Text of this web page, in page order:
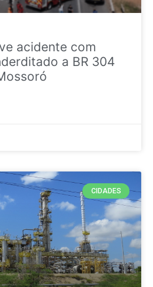
acidente com
a BR 304
CIDADES